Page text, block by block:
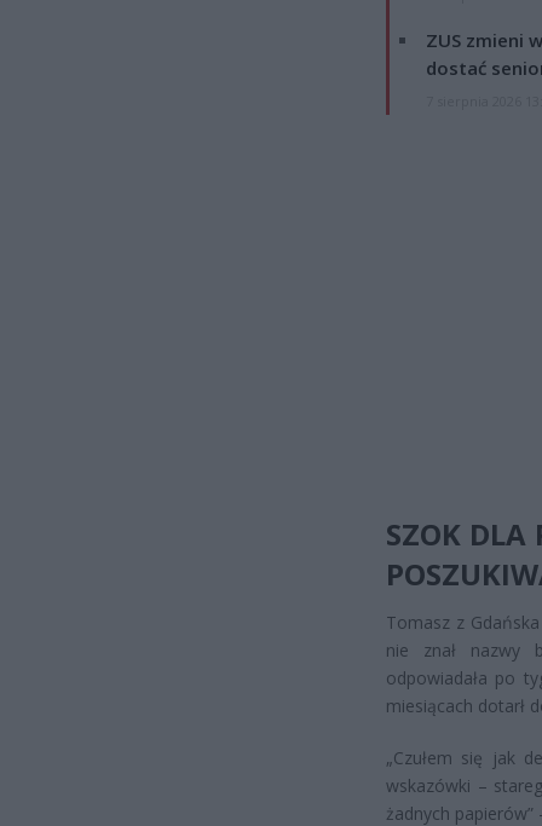
ZUS zmieni
dostać
SZOK DLA
Tomasz z
nie znał nazwy
odpowiadała po
miesiącach dotarł
„Czułem się jak
wskazówki –
żadnych